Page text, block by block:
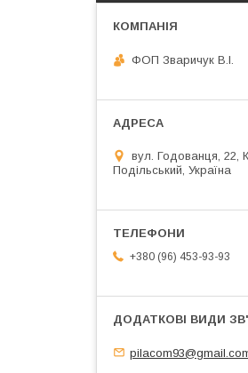
ФОП Зваричук В.І.
вул. Годованця, 22,
Подільський, Україна
+380 (96) 453-93-93